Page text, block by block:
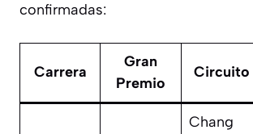
confirmadas:
Carrera
Gran
Premio
Circuito
Chang